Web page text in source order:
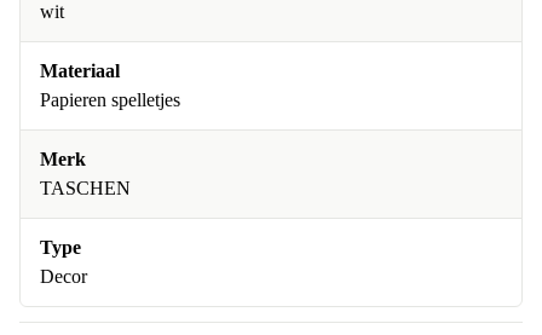
wit
Materiaal
Papieren spelletjes
Merk
TASCHEN
Type
Decor